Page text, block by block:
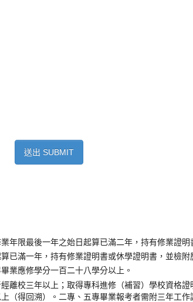
送出 SUBMIT
限最後一年之始日起算已滿二年，持有修業證明
已滿一年，持有修業證明書或休學證明書，並檢附
業應修學分一百二十八學分以上。
離校三年以上；取得專科進修（補習）學校資格
得回溯）。二專、五專畢業報考者需附三年工